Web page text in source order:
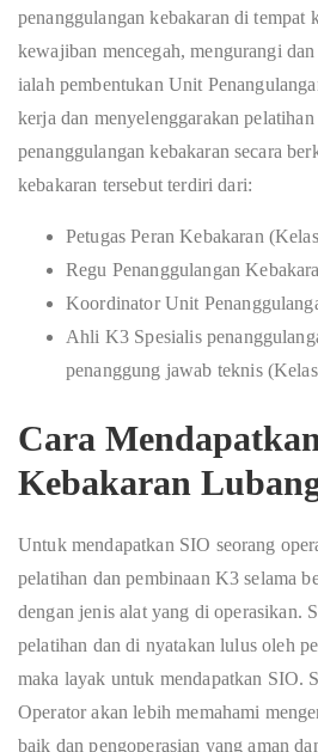
penanggulangan kebakaran di tempat
kewajiban mencegah, mengurangi
ialah pembentukan Unit
kerja dan menyelenggarakan
penanggulangan kebakaran secara
kebakaran tersebut terdiri dari:
Petugas Peran Kebakaran
Regu Penanggulangan
Koordinator Unit
Ahli K3 Spesialis
penanggung jawab teknis
Cara
Kebakaran
Untuk mendapatkan SIO seorang
pelatihan dan pembinaan K3 selama
dengan jenis alat yang di operasikan.
pelatihan dan di nyatakan lulus oleh
maka layak untuk mendapatkan SIO.
Operator akan lebih memahami
baik dan pengoperasian yang aman